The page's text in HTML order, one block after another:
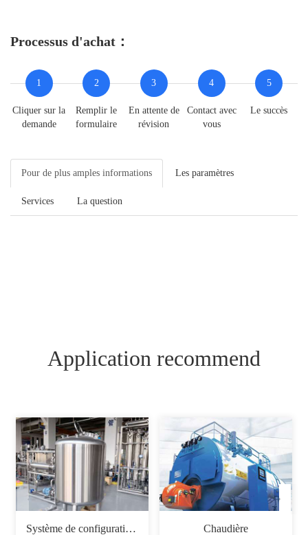
Processus d'achat：
1
Cliquer sur la
demande
2
Remplir le
formulaire
3
En attente de
révision
4
Contact avec
vous
5
Le succès
Pour de plus amples informations Les paramètres
Services La question
Application recommend
Système de configuration du sirop Chaudière